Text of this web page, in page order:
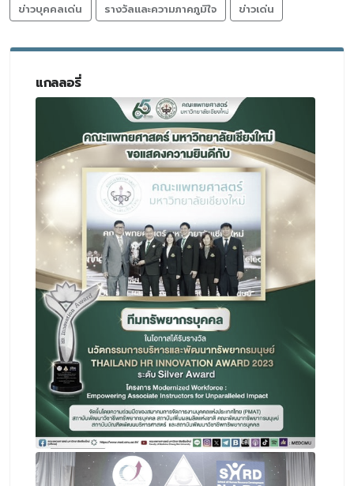
ข่าวบุคคลเด่น
รางวัลและความภาคภูมิใจ ข่าวเด่น
แกลลอรี่